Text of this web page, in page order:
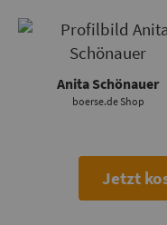
Anita Schönauer
boerse.de Shop
Jetzt